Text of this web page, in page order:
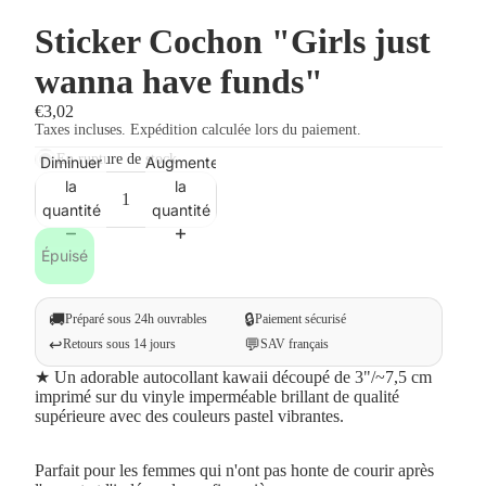
Sticker Cochon "Girls just
wanna have funds"
€3,02
Taxes incluses. Expédition calculée lors du paiement.
En rupture de stock
Diminuer
la
quantité
Augmenter
la
quantité
Épuisé
🚚Préparé sous 24h ouvrables 🔒Paiement sécurisé
↩️Retours sous 14 jours 💬SAV français
★ Un adorable autocollant kawaii découpé de 3"/~7,5 cm
imprimé sur du vinyle imperméable brillant de qualité
supérieure avec des couleurs pastel vibrantes.
Parfait pour les femmes qui n'ont pas honte de courir après